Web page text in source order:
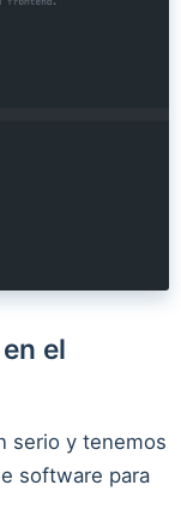
el
serio y tenemos
software para